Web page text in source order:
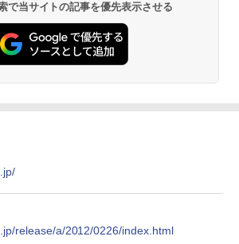
で当サイトの記事を優先表示させる
release/a/2012/0226/index.html